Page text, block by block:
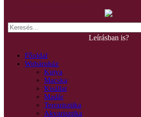
Leírásban is?
Főoldal
Webáruház
Kutya
Macska
Kisállat
Madár
Terrarisztika
Akvarisztika